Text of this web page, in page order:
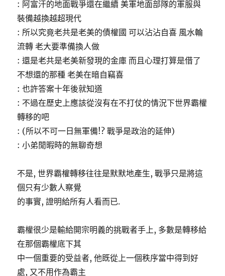
: 阿富汗的地面戰爭還在繼續 美軍地面部隊的軍服與
裝備越換越超現代
: 所以究竟老共是老美的債權國 可以沾沾自喜 風水輪
流轉 老大要準備換人做
: 還是老共是老美新發現的金庫 而且心理打算是借了
不想還的那種 老美在暗自竊喜
: 也許答案十年後就知道
: 不過在歷史上應該從沒有在不打仗的情況下世界霸權
轉移的吧
: (所以不可一日無軍備!? 戰爭是政治的延伸)
: 小弟閒暇時的無聊奇想
不是, 世界霸權轉移往往是默默地產生, 戰爭只是將這
個只有少數人察覺
的事實, 證明給所有人看而已.
霸權很少是輸給開宗明義的挑戰者手上, 多數是轉移給
在那個霸權底下其
中一個重要的受益者, 他既從上一個秩序當中得到好
處, 又不用作為霸主